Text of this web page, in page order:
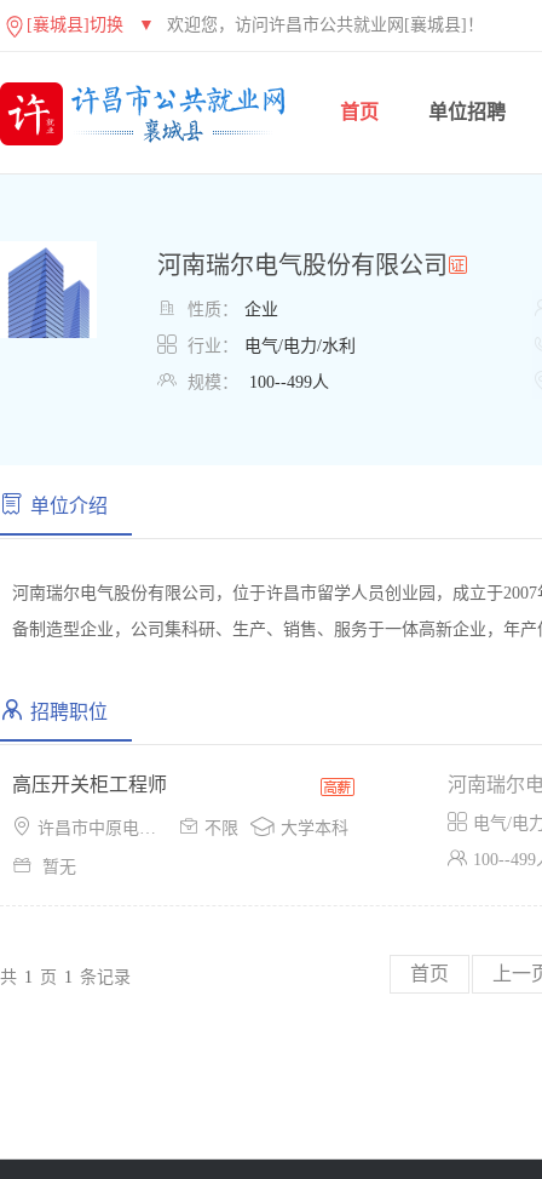
[襄城县]切换 ▼ 欢迎您，访问许昌市公共就业网[襄城县]！
首页 单位招聘
河南瑞尔电气股份有限公司
 性质： 企业
 行业： 电气/电力/水利
 规模： 100--499人
单位介绍
河南瑞尔电气股份有限公司，位于许昌市留学人员创业园，成立于
备制造型企业，公司集科研、生产、销售、服务于一体高新企业，年
招聘职位
高压开关柜工程师
 许昌市中原电气谷创业孵化园  不限  大学本科
 暂无
河南瑞尔
 电气/电
 100--499
共 1 页 1 条记录 首页 上一